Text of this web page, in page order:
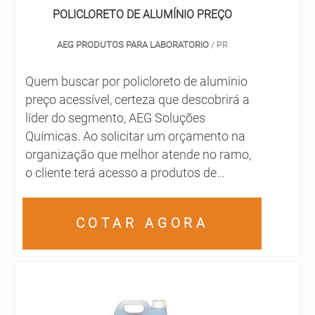
POLICLORETO DE ALUMÍNIO PREÇO
AEG PRODUTOS PARA LABORATORIO/ PR
Quem buscar por policloreto de alumínio
preço acessível, certeza que descobrirá a
líder do segmento, AEG Soluções
Químicas. Ao solicitar um orçamento na
organização que melhor atende no ramo,
o cliente terá acesso a produtos de
DETALHES SOBRE POLICLORETO DE
encontra na internet a AEG Soluções
COTAR AGORA